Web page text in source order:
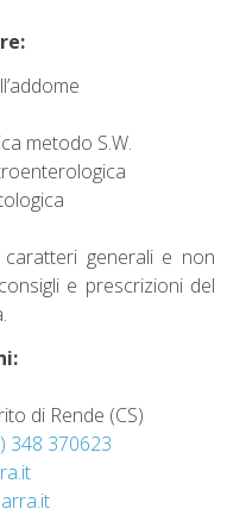
metodo S.W.
generali e non
e prescrizioni del
di Rende (CS)
348 370623